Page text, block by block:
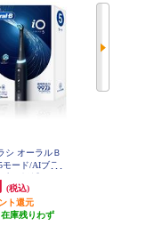
シ オーラルＢ
ード/AIブラ
(税込)
ト還元
庫残りわず